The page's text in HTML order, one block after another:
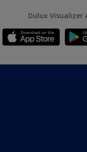
Dulux Visualizer